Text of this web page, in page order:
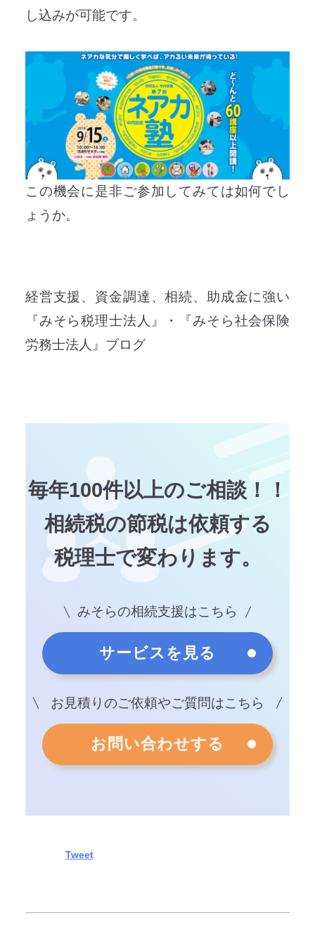
し込みが可能です。
この機会に是非ご参加してみては如何でし
ょうか。
経営支援、資金調達、相続、助成金に強い
『みそら税理士法人』・『みそら社会保険
労務士法人』ブログ
毎年100件以上のご相談！！
相続税の節税は依頼する
税理士で変わります。
みそらの相続支援はこちら
サービスを見る
お見積りのご依頼やご質問はこちら
お問い合わせする
Tweet